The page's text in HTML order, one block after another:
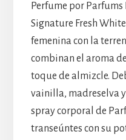
Perfume por Parfums
Signature Fresh
femenina con la
combinan el aroma
toque de almizcle.
vainilla, madreselva
spray corporal de
transeúntes con su